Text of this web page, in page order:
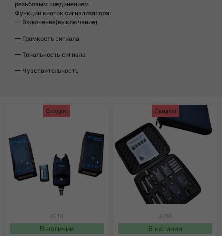
резьбовым соединением
Функции кнопок сигнализатора:
— Включение(выключение)
— Громкость сигнала
— Тональность сигнала
— Чувствительность
Скидка!
6214
В наличии
Скидка!
3268
В наличии